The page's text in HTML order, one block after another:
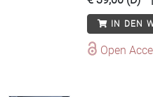
und Kunst.
IN DEN
Open